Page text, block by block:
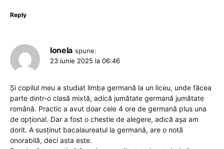
Reply
Ionela spune:
23 iunie 2025 la 06:46
Și copilul meu a studiat limba germană la un liceu, unde făcea
parte dintr-o clasă mixtă, adică jumătate germană jumătate
română. Practic a avut doar cele 4 ore de germană plus una
de opțional. Dar a fost o chestie de alegere, adică așa am
dorit. A susținut bacalaureatul la germană, are o notă
onorabilă, deci asta este.